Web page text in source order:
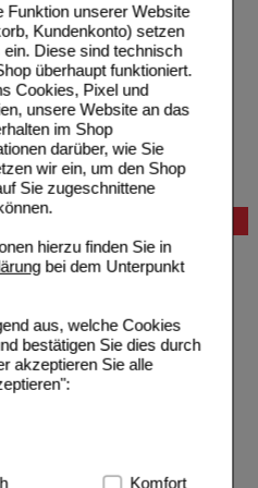
Funktion unserer Website
Kundenkonto) setzen
Diese sind technisch
überhaupt funktioniert.
Cookies, Pixel und
unsere Website an das
im Shop
darüber, wie Sie
wir ein, um den Shop
Sie zugeschnittene
hierzu finden Sie in
bei dem Unterpunkt
aus, welche Cookies
bestätigen Sie dies durch
akzeptieren Sie alle
handelt es sich um
Komfort
Hilfe zur Anmeldung
Hilfe zum Bestellvorgang
Freiumschläge anfordern
Freiumschläge downloaden
Auslandsbestellung
Reklamation